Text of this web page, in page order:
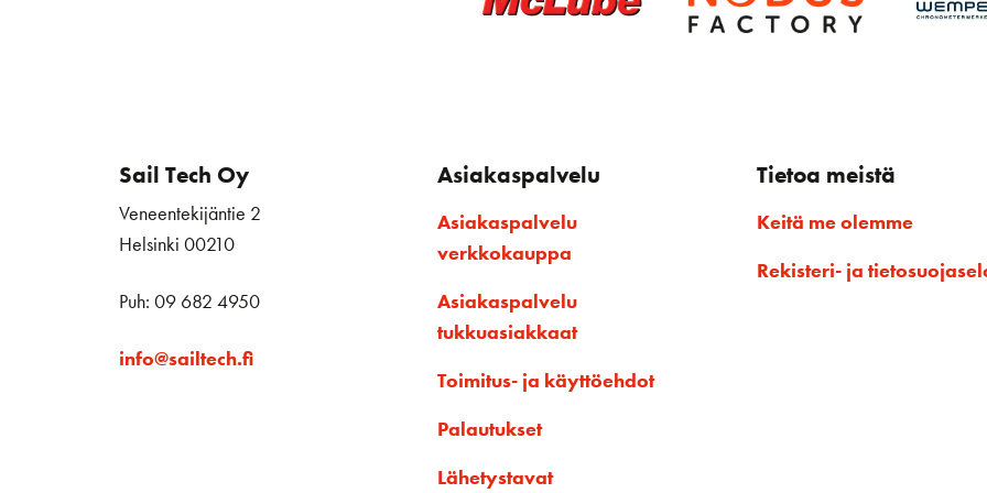
Sail Tech Oy
Veneentekijäntie 2
Helsinki 00210
Puh: 09 682 4950
info@sailtech.fi
Asiakaspalvelu
Asiakaspalvelu
verkkokauppa
Asiakaspalvelu
tukkuasiakkaat
Toimitus- ja käyttöehdot
Palautukset
Lähetystavat
Tietoa meistä
Keitä me olemme
Rekisteri- ja